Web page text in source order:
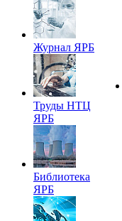
Журнал ЯРБ
Труды НТЦ
ЯРБ
Библиотека
ЯРБ